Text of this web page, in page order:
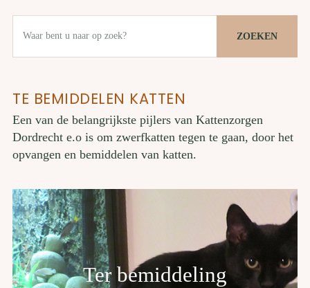
ZOEKEN
TE BEMIDDELEN KATTEN
Een van de belangrijkste pijlers van Kattenzorgen
Dordrecht e.o is om zwerfkatten tegen te gaan, door het
opvangen en bemiddelen van katten.
Ter bemiddeling